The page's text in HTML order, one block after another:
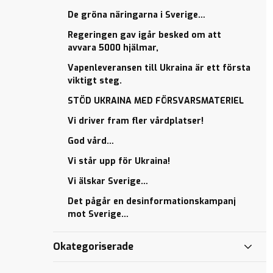
vårdplatser…
Civilsamhällets
insatser är
helt
ovärderliga…
Sveriges
riksdag
står upp
Ukraina
”Mariupol
är
på
jorden”.
majoritet i
De gröna näringarna i Sverige…
Regeringen gav igår besked om att
avvara 5000 hjälmar,
Vapenleveransen till Ukraina är ett första
viktigt steg.
STÖD UKRAINA MED FÖRSVARSMATERIEL
Vi driver fram fler vårdplatser!
God vård…
Vi står upp för Ukraina!
Vi älskar Sverige…
Det pågår en desinformationskampanj
mot Sverige…
Okategoriserade
vårdplatser…
Civilsamhällets
insatser är
helt
ovärderliga…
Sveriges
riksdag
står upp
Ukraina
”Mariupol
är
på
jorden”.
majoritet i